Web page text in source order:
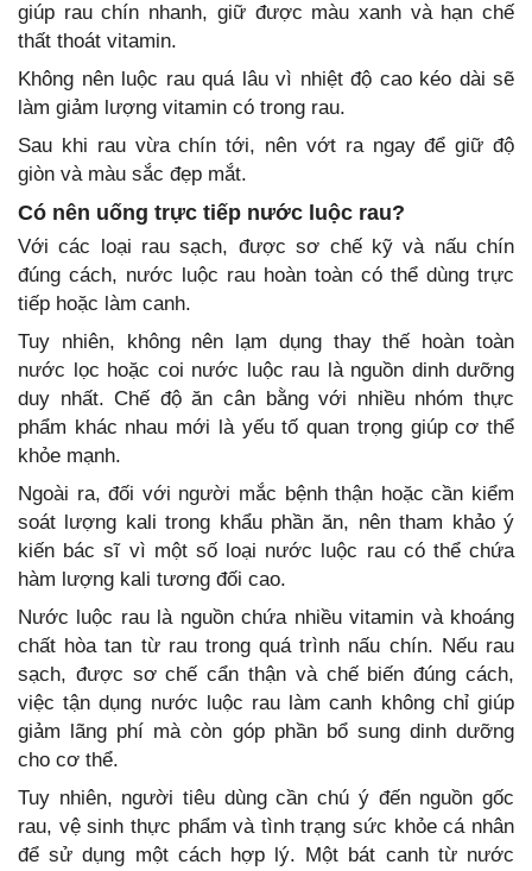
giúp rau chín nhanh, giữ được màu xanh và hạn chế
thất thoát vitamin.
Không nên luộc rau quá lâu vì nhiệt độ cao kéo dài sẽ
làm giảm lượng vitamin có trong rau.
Sau khi rau vừa chín tới, nên vớt ra ngay để giữ độ
giòn và màu sắc đẹp mắt.
Có nên uống trực tiếp nước luộc rau?
Với các loại rau sạch, được sơ chế kỹ và nấu chín
đúng cách, nước luộc rau hoàn toàn có thể dùng trực
tiếp hoặc làm canh.
Tuy nhiên, không nên lạm dụng thay thế hoàn toàn
nước lọc hoặc coi nước luộc rau là nguồn dinh dưỡng
duy nhất. Chế độ ăn cân bằng với nhiều nhóm thực
phẩm khác nhau mới là yếu tố quan trọng giúp cơ thể
khỏe mạnh.
Ngoài ra, đối với người mắc bệnh thận hoặc cần kiểm
soát lượng kali trong khẩu phần ăn, nên tham khảo ý
kiến bác sĩ vì một số loại nước luộc rau có thể chứa
hàm lượng kali tương đối cao.
Nước luộc rau là nguồn chứa nhiều vitamin và khoáng
chất hòa tan từ rau trong quá trình nấu chín. Nếu rau
sạch, được sơ chế cẩn thận và chế biến đúng cách,
việc tận dụng nước luộc rau làm canh không chỉ giúp
giảm lãng phí mà còn góp phần bổ sung dinh dưỡng
cho cơ thể.
Tuy nhiên, người tiêu dùng cần chú ý đến nguồn gốc
rau, vệ sinh thực phẩm và tình trạng sức khỏe cá nhân
để sử dụng một cách hợp lý. Một bát canh từ nước